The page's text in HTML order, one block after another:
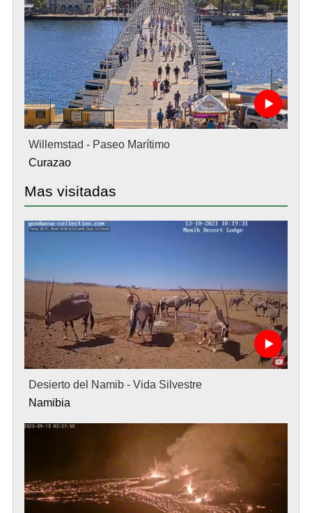
Willemstad - Paseo Marítimo
Curazao
Mas visitadas
Desierto del Namib - Vida Silvestre
Namibia